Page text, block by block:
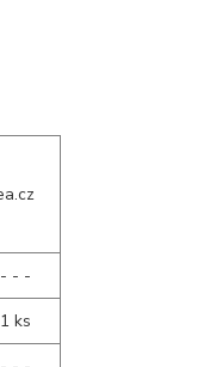
- - -
1 ks